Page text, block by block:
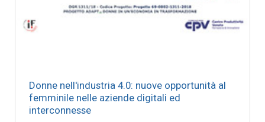
Donne nell'industria 4.0: nuove opportunità al
femminile nelle aziende digitali ed
interconnesse